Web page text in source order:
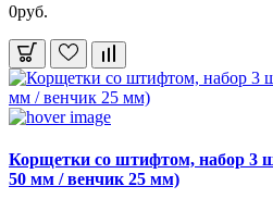
0руб.
Корщетки со штифтом, набор 3
50 мм / венчик 25 мм)